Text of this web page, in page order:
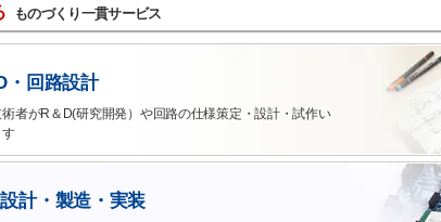
ものづくり一貫サービス
・回路設計
者がR＆D(研究開発）や回路の仕様策定・設計・試作い
す
計・製造・実装